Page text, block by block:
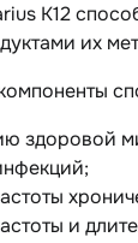
K12
их
здоровой
и